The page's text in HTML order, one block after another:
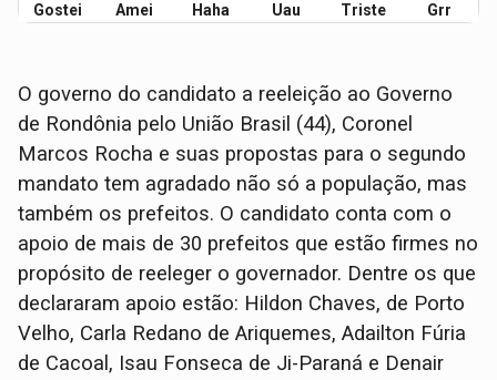
Gostei Amei Haha Uau Triste Grr
O governo do candidato a reeleição ao Governo
de Rondônia pelo União Brasil (44), Coronel
Marcos Rocha e suas propostas para o segundo
mandato tem agradado não só a população, mas
também os prefeitos. O candidato conta com o
apoio de mais de 30 prefeitos que estão firmes no
propósito de reeleger o governador. Dentre os que
declararam apoio estão: Hildon Chaves, de Porto
Velho, Carla Redano de Ariquemes, Adailton Fúria
de Cacoal, Isau Fonseca de Ji-Paraná e Denair